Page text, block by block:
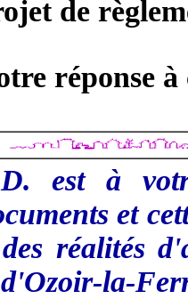
de
réponse
est à
et
réalités
la-